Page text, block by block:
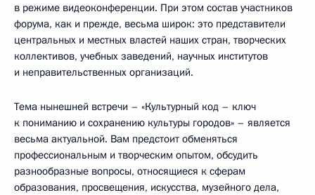
в режиме видеоконференции. При этом состав участников
форума, как и прежде, весьма широк: это представители
центральных и местных властей наших стран, творческих
коллективов, учебных заведений, научных институтов
и неправительственных организаций.
Тема нынешней встречи – «Культурный код – ключ
к пониманию и сохранению культуры городов» – является
весьма актуальной. Вам предстоит обменяться
профессиональным и творческим опытом, обсудить
разнообразные вопросы, относящиеся к сферам
образования, просвещения, искусства, музейного дела,